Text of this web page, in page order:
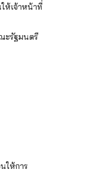
ห้เจ้าหน้าที่
ะรัฐมนตรี
ให้การ